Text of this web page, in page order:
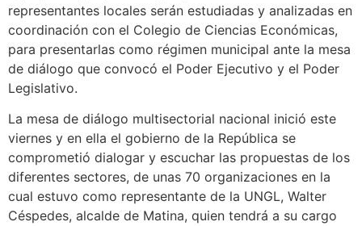
representantes locales serán estudiadas y analizadas en
coordinación con el Colegio de Ciencias Económicas,
para presentarlas como régimen municipal ante la mesa
de diálogo que convocó el Poder Ejecutivo y el Poder
Legislativo.
La mesa de diálogo multisectorial nacional inició este
viernes y en ella el gobierno de la República se
comprometió dialogar y escuchar las propuestas de los
diferentes sectores, de unas 70 organizaciones en la
cual estuvo como representante de la UNGL, Walter
Céspedes, alcalde de Matina, quien tendrá a su cargo